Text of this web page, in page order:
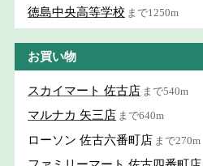
徳島中央高等学校 まで1250m
お買い物
スカイマート 佐古店 まで540m
マルナカ 矢三店 まで640m
ローソン 佐古六番町店 まで270m